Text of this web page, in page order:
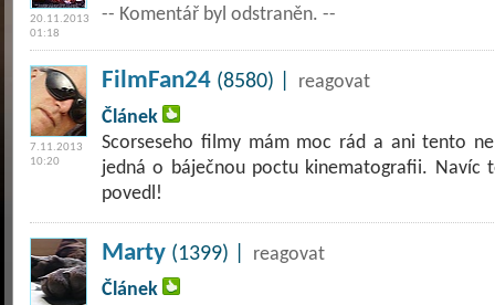
20.11.2013
01:18
-- Komentář byl odstraněn. --
7.11.2013
10:20
FilmFan24 (8580) |
reagovat
Článek
Scorseseho filmy mám moc rád a ani tento
jedná o báječnou poctu kinematografii. Navíc
povedl!
Marty (1399) |
reagovat
Článek